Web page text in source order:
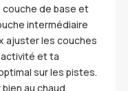
de base et
intermédiaire
ajuster les couches
et ta
sur les pistes.
au chaud,